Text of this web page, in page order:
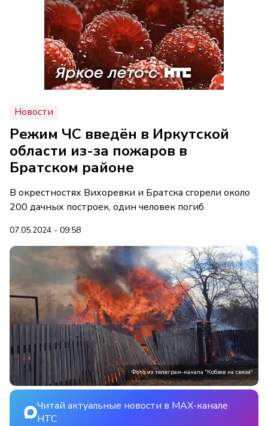
Новости
Режим ЧС введён в Иркутской
области из-за пожаров в
Братском районе
В окрестностях Вихоревки и Братска сгорели около
200 дачных построек, один человек погиб
07.05.2024 - 09:58
Фото из телеграм-канала "Кобзев на связи"
Читай актуальные новости в MAX-канале
НТС